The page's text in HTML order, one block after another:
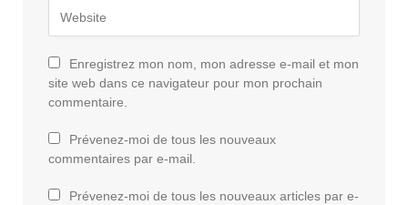
Enregistrez mon nom, mon adresse e-mail et mon
site web dans ce navigateur pour mon prochain
commentaire.
Prévenez-moi de tous les nouveaux
commentaires par e-mail.
Prévenez-moi de tous les nouveaux articles par e-